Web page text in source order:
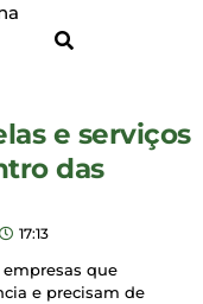
e serviços
das
17:13
empresas que
e precisam de